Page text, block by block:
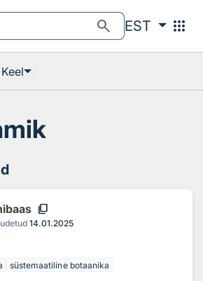
search EST apps
Keel
content_copy
14.01.2025
süstemaatiline botaanika